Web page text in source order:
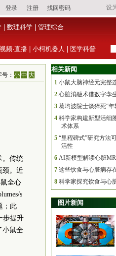
数理科学 管理综合
视频·直播 小柯机器人 医学科普
号：小 中 大
。传统
颈。近
全心
s
；此
步提升
小鼠全
相关新闻
1 小鼠大脑神经元完整
2 心脏消融术借数字孪
3 葛均波院士谈猝死“年
4 科学家构建新型活细
术体系
5 “里程碑式”研究方法
活性
6 AI新模型解读心脏
7 这些饮食与心脏病存
8 科学家探究饮食与心
图片新闻